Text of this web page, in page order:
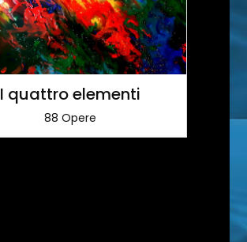
I quattro elementi
88 Opere